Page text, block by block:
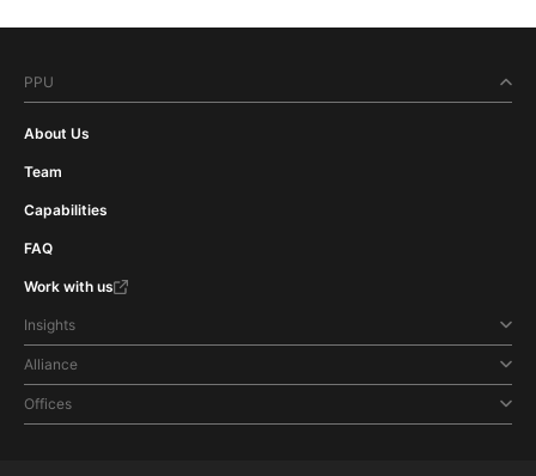
PPU
About Us
Team
Capabilities
FAQ
Work with us
Insights
Alliance
Offices